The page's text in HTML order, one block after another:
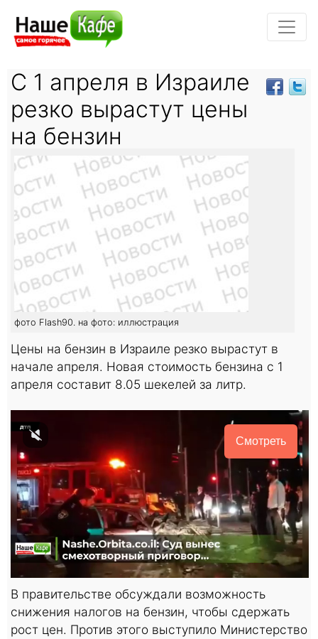
С 1 апреля в Израиле
резко вырастут цены
на бензин
фото Flash90. на фото: иллюстрация
Цены на бензин в Израиле резко вырастут в
начале апреля. Новая стоимость бензина с 1
апреля составит 8.05 шекелей за литр.
Смотреть
В правительстве обсуждали возможность
снижения налогов на бензин, чтобы сдержать
рост цен. Против этого выступило Министерство